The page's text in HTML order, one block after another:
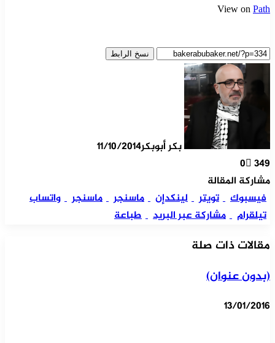
View onPath
نسخ الرابط
بكر أبوبكر11/10/2014
0 349
مشاركة المقالة
فيسبوك
تويتر لينكدإن ماسنجر ماسنجر
واتساب
تيلقرام
مشاركة عبر البريد طباعة
مقالات ذات صلة
(بدون عنوان)
13/01/2016